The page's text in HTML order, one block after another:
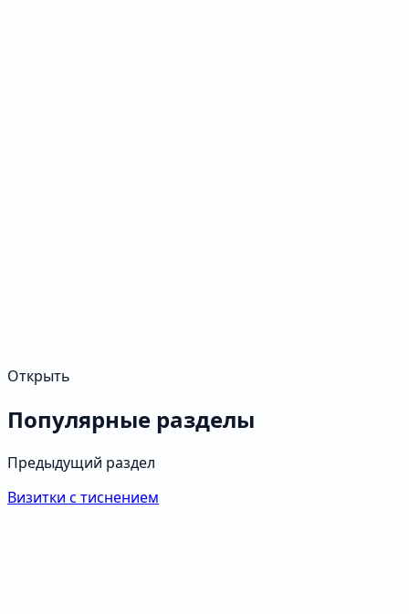
Открыть
Популярные разделы
Предыдущий раздел
Визитки с тиснением